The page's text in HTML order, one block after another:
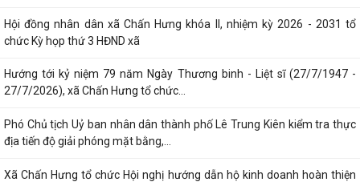
Hội đồng nhân dân xã Chấn Hưng khóa II, nhiệm kỳ 2026 - 2031 tổ
chức Kỳ họp thứ 3 HĐND xã
Hướng tới kỷ niệm 79 năm Ngày Thương binh - Liệt sĩ (27/7/1947 -
27/7/2026), xã Chấn Hưng tổ chức...
Phó Chủ tịch Uỷ ban nhân dân thành phố Lê Trung Kiên kiểm tra thực
địa tiến độ giải phóng mặt bằng,...
Xã Chấn Hưng tổ chức Hội nghị hướng dẫn hộ kinh doanh hoàn thiện